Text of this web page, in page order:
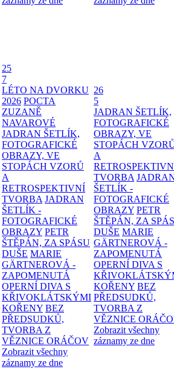
25
7
LÉTO NA DVORKU
2026 POCTA
ZUZANĚ
NAVAROVÉ
JADRAN ŠETLÍK,
FOTOGRAFICKÉ
OBRAZY, VE
STOPÁCH VZORŮ
A
RETROSPEKTIVNÍ
TVORBA JADRAN
ŠETLÍK -
FOTOGRAFICKÉ
OBRAZY PETR
ŠTĚPÁN, ZA SPÁSU
DUŠE MARIE
GÄRTNEROVÁ -
ZAPOMENUTÁ
OPERNÍ DIVA S
KŘIVOKLÁTSKÝMI
KOŘENY BEZ
PŘEDSUDKŮ,
TVORBA Z
VĚZNICE ORÁČOV
Zobrazit všechny
záznamy ze dne
26
5
JADRAN ŠETLÍK,
FOTOGRAFICKÉ
OBRAZY, VE
STOPÁCH
A
TVORBA
ŠETLÍK -
FOTOGRAFICKÉ
OBRAZY PETR
ŠTĚPÁN, ZA
DUŠE MARIE
GÄRTNEROVÁ -
ZAPOMENUTÁ
OPERNÍ DIVA S
KOŘENY BEZ
PŘEDSUDKŮ,
TVORBA Z
VĚZNICE
Zobrazit všechny
záznamy ze dne